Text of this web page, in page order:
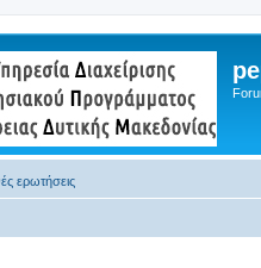
ερωτήσεις